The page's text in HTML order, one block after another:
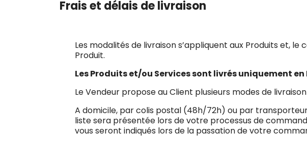
Frais et délais de livraison
Les modalités de livraison s’appliquent aux Produits et,
Produit.
Les Produits et/ou Services sont livrés uniquement
Le Vendeur propose au Client plusieurs modes de livraison
A domicile, par colis postal (48h/72h) ou par
liste sera présentée lors de votre processus de
vous seront indiqués lors de la passation de votre